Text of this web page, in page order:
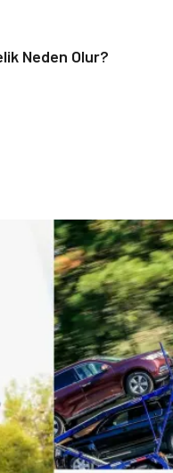
Eşya
ve İlkyardım
Neden Olur?